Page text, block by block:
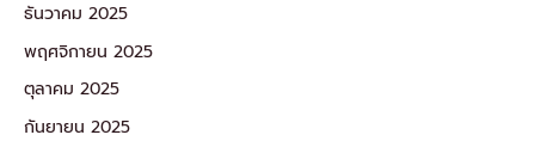
ธันวาคม 2025
พฤศจิกายน 2025
ตุลาคม 2025
กันยายน 2025